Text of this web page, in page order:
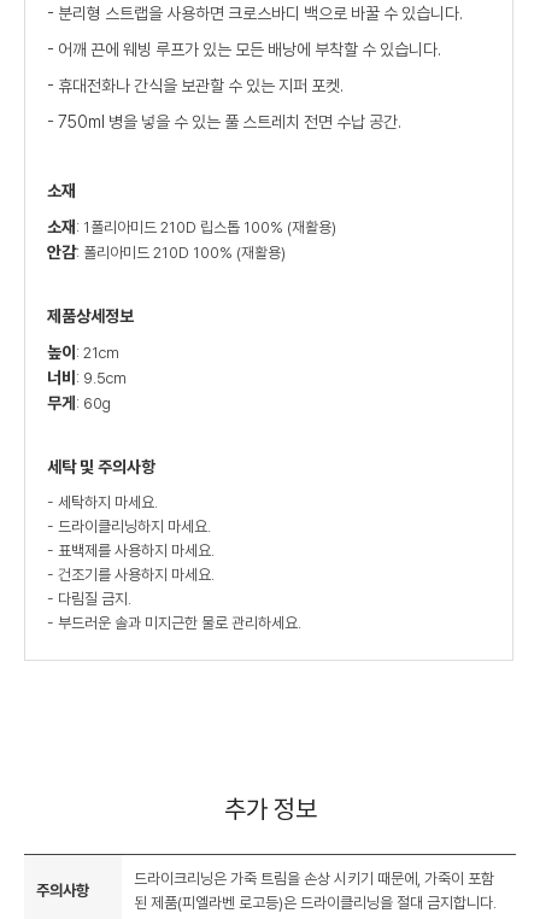
- 분리형 스트랩을 사용하면 크로스바디 백으로 바꿀 수 있습니다.
- 어깨 끈에 웨빙 루프가 있는 모든 배낭에 부착할 수 있습니다.
- 휴대전화나 간식을 보관할 수 있는 지퍼 포켓.
- 750ml 병을 넣을 수 있는 풀 스트레치 전면 수납 공간.
소재
소재 : 1폴리아미드 210D 립스톱 100% (재활용)
안감: 폴리아미드 210D 100% (재활용)
제품상세정보
높이 : 21cm
너비 : 9.5cm
무게 : 60g
세탁 및 주의사항
- 세탁하지 마세요.
- 드라이클리닝하지 마세요.
- 표백제를 사용하지 마세요.
- 건조기를 사용하지 마세요.
- 다림질 금지.
- 부드러운 솔과 미지근한 물로 관리하세요.
추가 정보
주의사항
드라이크리닝은 가죽 트림을 손상 시키기 때문에, 가죽이 포함
된 제품(피엘라벤 로고등)은 드라이클리닝을 절대 금지합니다.